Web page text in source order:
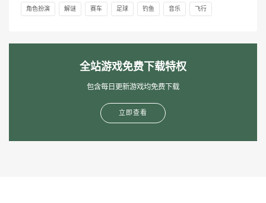
角色扮演 解谜 赛车 足球 钓鱼 音乐 飞行
全站游戏免费下载特权
包含每日更新游戏均免费下载
立即查看